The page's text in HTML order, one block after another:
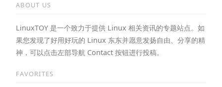
ABOUT US
LinuxTOY 是一个致力于提供 Linux 相关资讯的专题站点。如
果您发现了好用好玩的 Linux 东东并愿意发扬自由、分享的精
神，可以点击左部导航 Contact 按钮进行投稿。
FAVORITES